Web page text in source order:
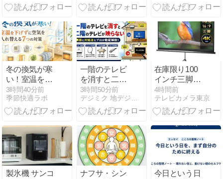
る対策
本
冬の換気が寒
い！室温を下
げずに空気を
入れ替える7
つの対策
3時間40分前
季節快適ラボ
一階のテレビ
を消すと二階
が映らない原
因は？BSアン
テナ給電・ブ
配器を工事士
が解説
3時間50分前
デジミク 地デジ・BS受信トラブル解決ガイド
在庫限り100
インチ三脚式
プロジェクタ
ースクリーン
EEX-PSS2-
4時間前
テレビカメラ東京
製氷機 サンコ
ナフサ・シン
今日という日